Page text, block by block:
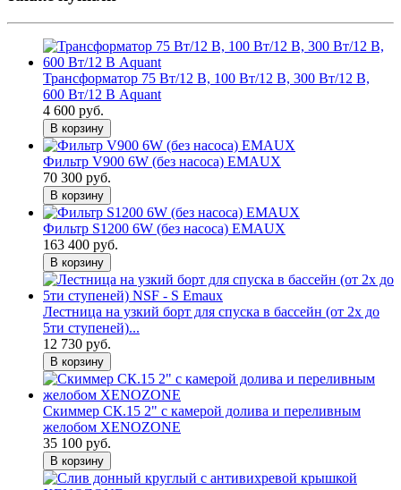
Трансформатор 75 Вт/12 В, 100 Вт/12 В, 300 Вт/12 В,
600 Вт/12 В Aquant
4 600 руб.
В корзину
Фильтр V900 6W (без насоса) EMAUX
70 300 руб.
В корзину
Фильтр S1200 6W (без насоса) EMAUX
163 400 руб.
В корзину
Лестница на узкий борт для спуска в бассейн (от 2х до
5ти ступеней)...
12 730 руб.
В корзину
Скиммер СК.15 2" с камерой долива и переливным
желобом XENOZONE
35 100 руб.
В корзину